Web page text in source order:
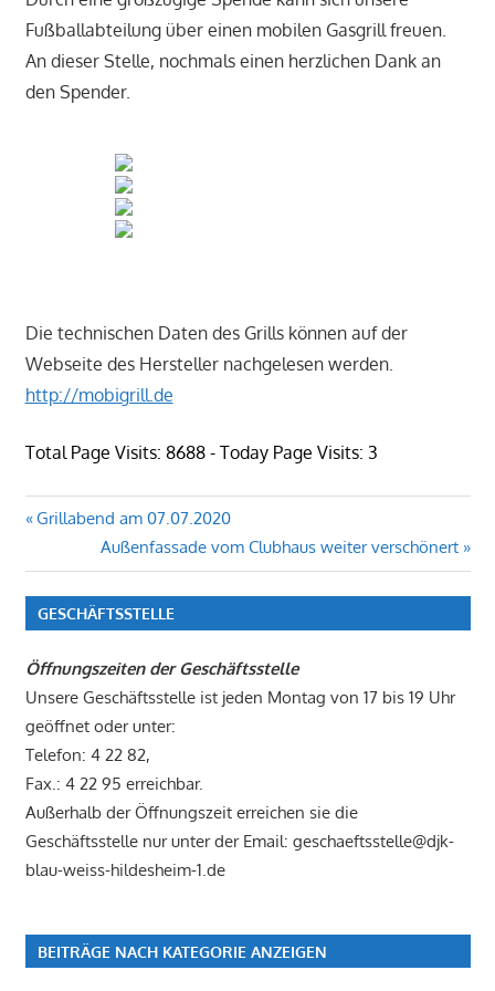
Fußballabteilung über einen mobilen Gasgrill freuen.
An dieser Stelle, nochmals einen herzlichen Dank an
den Spender.
Die technischen Daten des Grills können auf der
Webseite des Hersteller nachgelesen werden.
http://mobigrill.de
Total Page Visits: 8688 - Today Page Visits: 3
Beitragsnavigation
Vorheriger
Grillabend am 07.07.2020
Nächster
Beitrag:
Außenfassade vom Clubhaus weiter verschönert
GESCHÄFTSSTELLE
Öffnungszeiten der Geschäftsstelle
Unsere Geschäftsstelle ist jeden Montag von 17 bis 19 Uhr
geöffnet oder unter:
Telefon: 4 22 82,
Fax.: 4 22 95 erreichbar.
Außerhalb der Öffnungszeit erreichen sie die
Geschäftsstelle nur unter der Email: geschaeftsstelle@djk-
blau-weiss-hildesheim-1.de
BEITRÄGE NACH KATEGORIE ANZEIGEN